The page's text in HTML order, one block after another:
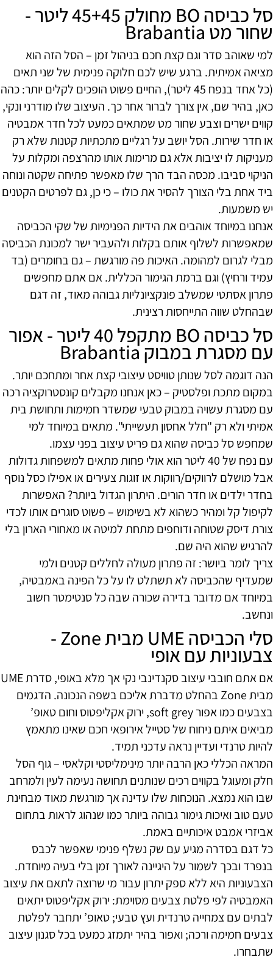
סל כביסה BO מחולק 45+45 ליטר -
שחור מט Brabantia
למי שאוהב סדר וגם קצת חכם בניהול זמן – הסל הזה הוא
מציאה אמיתית. ברגע שיש לכם חלוקה פנימית של שני תאים
(כל אחד בנפח 45 ליטר), החיים פשוט הופכים לקלים יותר: כהה
כאן, בהיר שם, אין צורך לברור אחר כך. העיצוב שלו מודרני ונקי,
קווים ישרים וצבע שחור מט שמתאים כמעט לכל חדר אמבטיה
או חדר שירות. הסל יושב על רגליים מתכתיות קטנות שלא רק
מעניקות לו יציבות אלא גם מרימות אותו מהרצפה ומקלות על
הניקוי סביבו. מכסה הבד הרך שלו מאפשר פתיחה שקטה ונוחה
ביד אחת בלי הצורך להסיר את כולו – כי כן, גם לפרטים הקטנים
יש משמעות.
אנחנו במיוחד אוהבים את הידיות הפנימיות של שקי הכביסה
שמאפשרות לשלוף אותם בקלות ולהעביר ישר למכונת הכביסה
מבלי לגרום למהומה. האיכות פה מורגשת – גם בחומרים (בד
עמיד ורחיץ) וגם ברמת הגימור הכללית. אם אתם מחפשים
פתרון אסתטי שמשלב פונקציונליות גבוהה מאוד, זה דגם
שבהחלט שווה התייחסות רצינית.
סל כביסה BO מתקפל 40 ליטר - אפור
עם מסגרת במבוק Brabantia
הנה דוגמה לסל שנותן טוויסט עיצובי קצת אחר ומתחכם יותר.
במקום מתכת ופלסטיק – כאן אנחנו מקבלים קונסטרוקציה רכה
עם מסגרת עשויה במבוק טבעי שמשדר חמימות ותחושת בית
אמיתי ולא רק "חלל אחסון תעשייתי". מתאים במיוחד למי
שמחפש סל כביסה שהוא גם פריט עיצוב בפני עצמו.
עם נפח של 40 ליטר הוא אולי פחות מתאים למשפחות גדולות
אבל מושלם לרווקים/רווקות או זוגות צעירים או אפילו כסל נוסף
בחדר ילדים או חדר הורים. היתרון הגדול ביותר? האפשרות
לקיפול קל ומהיר כשהוא לא בשימוש – פשוט סוגרים אותו לכדי
צורת דיסק שטוחה ודוחפים מתחת למיטה או מאחורי הארון בלי
להרגיש שהוא היה שם.
צריך לומר ביושר: זה פתרון מעולה לחללים קטנים ולמי
שמעדיף שהכביסה לא תשתלט לו על כל הפינה באמבטיה,
במיוחד אם מדובר בדירה שכורה שבה כל סנטימטר חשוב
ונחשב.
סלי הכביסה UME מבית Zone -
צבעוניות עם אופי
אם אתם חובבי עיצוב סקנדינבי נקי אך מלא באופי, סדרת UME
מבית Zone בהחלט מדברת אליכם בשפה הנכונה. הדגמים
בצבעים כמו אפור soft grey, ירוק אקליפטוס וחום טאופ’
מביאים איתם ניחוח של סטייל אירופאי חכם שאינו מתאמץ
להיות טרנדי ועדיין נראה עדכני תמיד.
המראה הכללי כאן הרבה יותר מינימליסטי וקלאסי – גוף הסל
חלק ומעוגל בקווים רכים שנותנים תחושה נעימה לעין ולמרחב
שבו הוא נמצא. הנוכחות שלו עדינה אך מורגשת מאוד מבחינת
טעם טוב ואיכות גימור גבוהה ביותר כמו שנהוג לראות בתחום
אביזרי אמבט איכותיים באמת.
כל דגם בסדרה מגיע עם שק נשלף פנימי שאפשר לכבס
בנפרד ובכך לשמור על היגיינה לאורך זמן בלי בעיה מיוחדת.
הצבעוניות היא ללא ספק יתרון עבור מי שרוצה לתאם את עיצוב
האמבטיה לפי פלטת צבעים מסוימת: ירוק אקליפטוס יתאים
לבתים עם צמחייה טרנדית ועץ טבעי; טאופ’ יתחבר לפלטת
צבעים חמימה ורכה; ואפור בהיר יתמזג כמעט בכל סגנון עיצוב
שתבחרו.